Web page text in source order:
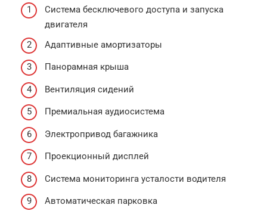
Система бесключевого доступа и запуска
двигателя
Адаптивные амортизаторы
Панорамная крыша
Вентиляция сидений
Премиальная аудиосистема
Электропривод багажника
Проекционный дисплей
Система мониторинга усталости водителя
Автоматическая парковка